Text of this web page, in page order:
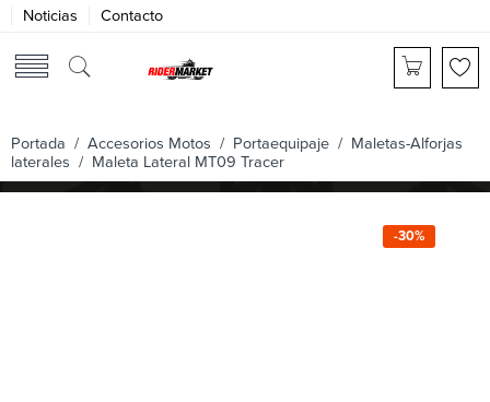
Noticias Contacto
Portada / Accesorios Motos / Portaequipaje / Maletas-Alforjas
laterales / Maleta Lateral MT09 Tracer
-30%